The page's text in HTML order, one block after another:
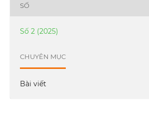
SỐ
Số 2 (2025)
CHUYÊN MỤC
Bài viết